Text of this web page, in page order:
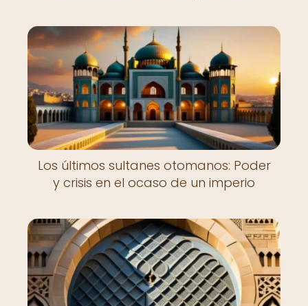
Los últimos sultanes otomanos: Poder
y crisis en el ocaso de un imperio